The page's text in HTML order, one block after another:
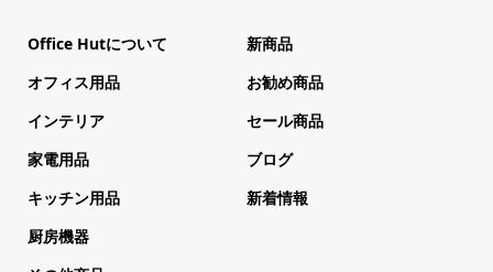
Office Hutについて
オフィス用品
インテリア
家電用品
キッチン用品
厨房機器
新商品
お勧め商品
セール商品
ブログ
新着情報